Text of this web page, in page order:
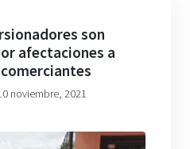
son
afectaciones a
noviembre, 2021